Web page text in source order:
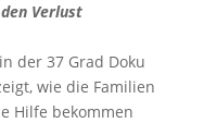
Verlust
der 37 Grad Doku
wie die Familien
Hilfe bekommen